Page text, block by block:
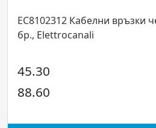
Кабелни връзки черни